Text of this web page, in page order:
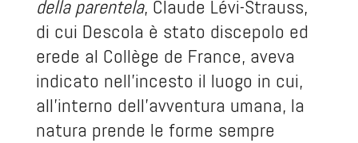
della parentela, Claude Lévi-Strauss,
di cui Descola è stato discepolo ed
erede al Collège de France, aveva
indicato nell’incesto il luogo in cui,
all’interno dell’avventura umana, la
natura prende le forme sempre